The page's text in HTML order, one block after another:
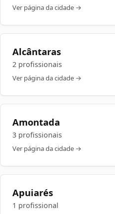
Ver página da cidade →
Alcântaras
2 profissionais
Ver página da cidade →
Amontada
3 profissionais
Ver página da cidade →
Apuiarés
1 profissional